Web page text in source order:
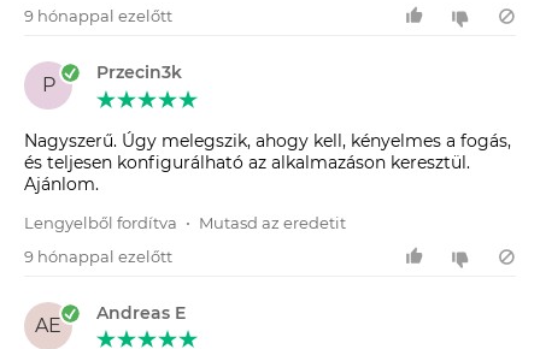
9 hónappal ezelőtt
P
Przecin3k
Nagyszerű. Úgy melegszik, ahogy kell, kényelmes a fogás,
és teljesen konfigurálható az alkalmazáson keresztül.
Ajánlom.
Lengyelből fordítva • Mutasd az eredetit
9 hónappal ezelőtt
AE
Andreas E